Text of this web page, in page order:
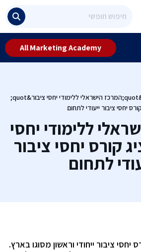
All Marketing Academy
&quot;המרכז הישראלי ללימודי יחסי ציבור&quot;
יחסי ציבור ייעודי לתחום
ללימודי יחסי
קורס יחסי ציבור
לתחום
קורס יחסי ציבור ייחודי וראשון מסוגו בארץ.